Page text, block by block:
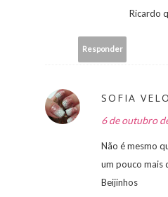
Ricardo
Responder
SOFIA
6 de outubro
Não é mesmo
um pouco mais
Beijinhos